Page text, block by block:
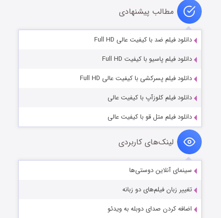
مطالب پیشنهادی
دانلود فیلم ضد با کیفیت عالی Full HD
دانلود فیلم پاسیو با کیفیت Full HD
دانلود فیلم پسرکشی با کیفیت عالی Full HD
دانلود فیلم کلوزآپ با کیفیت عالی
دانلود فیلم متل قو با کیفیت عالی
لینک‌های کاربردی
سینمای آنلاین دوستی‌ها
تغییر زبان فیلم‌های دو زبانه
اضافه کردن صدای دوبله به ویدئو